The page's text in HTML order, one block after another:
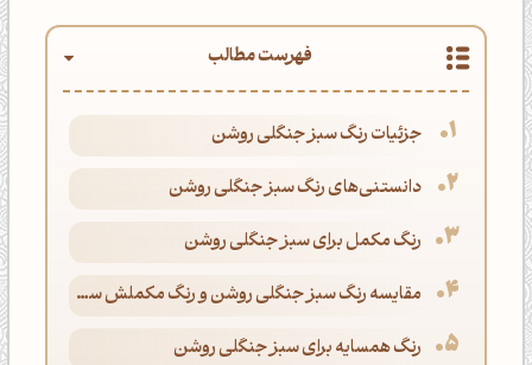
فهرست مطالب
جزئیات رنگ سبز جنگلی روشن
دانستنی‌های رنگ سبز جنگلی روشن
رنگ مکمل برای سبز جنگلی روشن
مقایسه رنگ سبز جنگلی روشن و رنگ مکملش سرخابی ملایم
رنگ همسایه برای سبز جنگلی روشن